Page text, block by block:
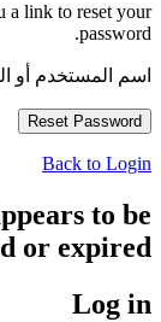
a link to reset your
password.
اسم المستخدم أو
Back to Login
to be
or expired.
Log in